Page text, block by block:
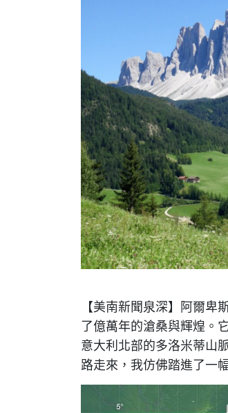
【美南新聞泉深】阿爾
了億萬年的滄桑與輝煌。
意大利北部的多洛米蒂山
路走來，我仿佛踏進了一